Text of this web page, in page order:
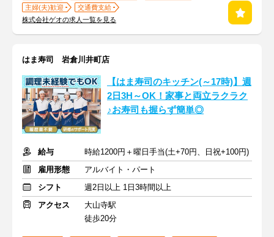
主婦(夫)歓迎
交通費支給
株式会社ゲオの求人一覧を見る
はま寿司 岩倉川井町店
【はま寿司のキッチン(～17時)】週
2日3H～OK！家事と両立ラクラク
♪お寿司も握らず簡単◎
給与
時給1200円＋曜日手当(土+70円、日祝+100円)
雇用形態
アルバイト・パート
シフト
週2日以上 1日3時間以上
アクセス
大山寺駅
徒歩20分